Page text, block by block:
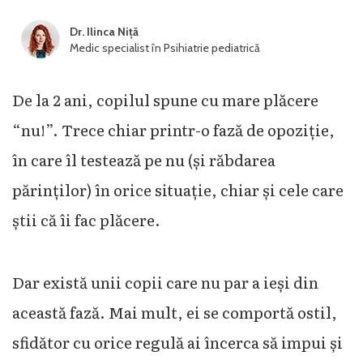
Dr. Ilinca Niță
Medic specialist în Psihiatrie pediatrică
De la 2 ani, copilul spune cu mare plăcere
“nu!”. Trece chiar printr-o fază de opoziție,
în care îl testează pe nu (și răbdarea
părinților) în orice situație, chiar și cele care
știi că îi fac plăcere.
Dar există unii copii care nu par a ieși din
această fază. Mai mult, ei se comportă ostil,
sfidător cu orice regulă ai încerca să impui și